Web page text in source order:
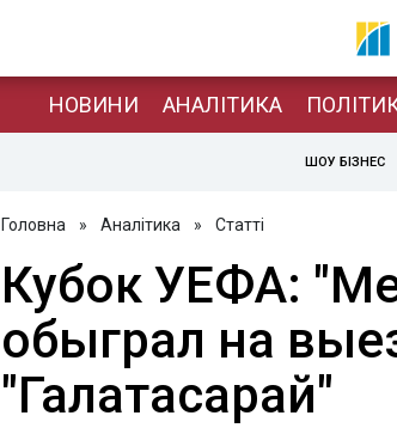
НОВИНИ АНАЛІТИКА
ШОУ БІЗНЕС
Головна » Аналітика » Статті
Кубок УЕФА:
обыграл на
"Галатасарай"